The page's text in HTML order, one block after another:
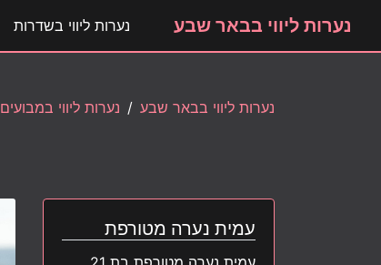
נערות ליווי בבאר שבע נערות ליווי בשדרות
נערות ליווי בבאר שבע נערות ליווי במבועים
עמית נערה מטורפת